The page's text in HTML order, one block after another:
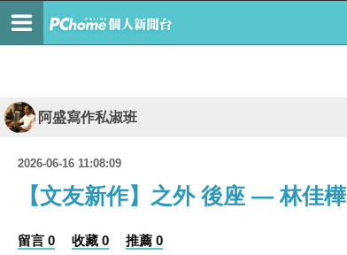
阿盛寫作私淑班
2026-06-16 11:08:09
【文友新作】之外 後座 — 林佳樺
留言 0 收藏 0 推薦 0